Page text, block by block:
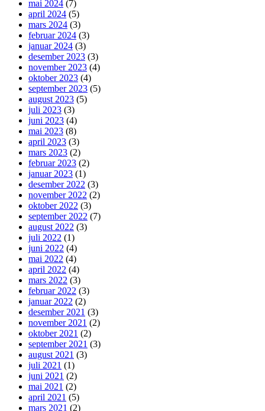
mai 2024 (7)
april 2024 (5)
mars 2024 (3)
februar 2024 (3)
januar 2024 (3)
desember 2023 (3)
november 2023 (4)
oktober 2023 (4)
september 2023 (5)
august 2023 (5)
juli 2023 (3)
juni 2023 (4)
mai 2023 (8)
april 2023 (3)
mars 2023 (2)
februar 2023 (2)
januar 2023 (1)
desember 2022 (3)
november 2022 (2)
oktober 2022 (3)
september 2022 (7)
august 2022 (3)
juli 2022 (1)
juni 2022 (4)
mai 2022 (4)
april 2022 (4)
mars 2022 (3)
februar 2022 (3)
januar 2022 (2)
desember 2021 (3)
november 2021 (2)
oktober 2021 (2)
september 2021 (3)
august 2021 (3)
juli 2021 (1)
juni 2021 (2)
mai 2021 (2)
april 2021 (5)
mars 2021 (2)